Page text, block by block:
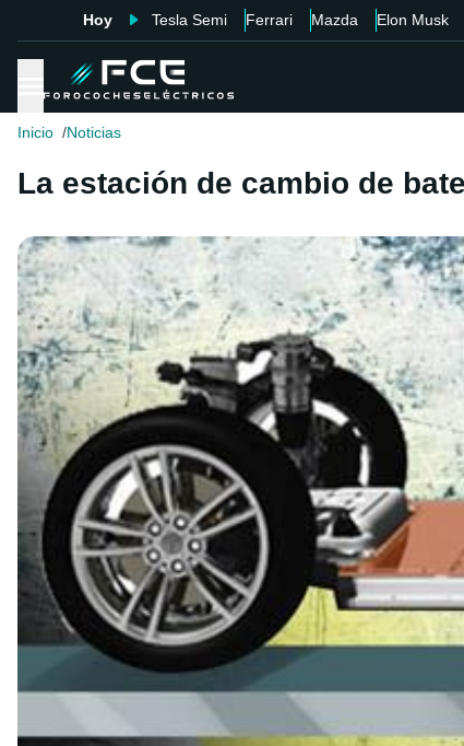
Hoy Tesla Semi Ferrari Mazda Elon Musk
Inicio Noticias
La estación de cambio de